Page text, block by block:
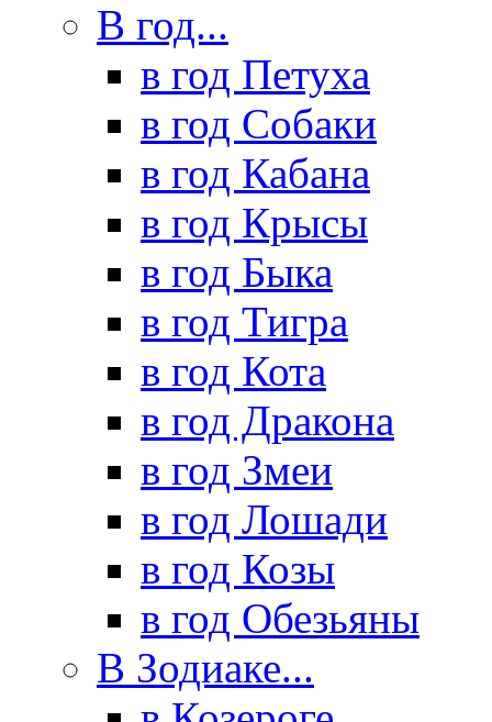
В год...
в год Петуха
в год Собаки
в год Кабана
в год Крысы
в год Быка
в год Тигра
в год Кота
в год Дракона
в год Змеи
в год Лошади
в год Козы
в год Обезьяны
В Зодиаке...